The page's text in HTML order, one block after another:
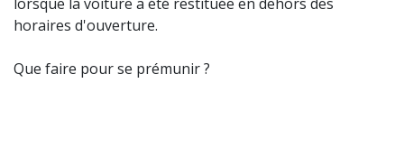
horaires d'ouverture.
Que faire pour se prémunir ?